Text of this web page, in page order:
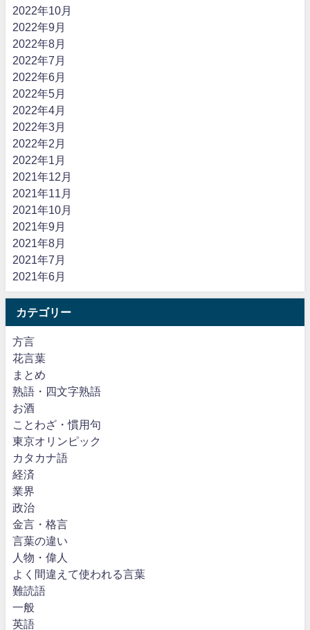
2022年10月
2022年9月
2022年8月
2022年7月
2022年6月
2022年5月
2022年4月
2022年3月
2022年2月
2022年1月
2021年12月
2021年11月
2021年10月
2021年9月
2021年8月
2021年7月
2021年6月
カテゴリー
方言
花言葉
まとめ
熟語・四文字熟語
お酒
ことわざ・慣用句
東京オリンピック
カタカナ語
経済
業界
政治
金言・格言
言葉の違い
人物・偉人
よく間違えて使われる言葉
難読語
一般
英語